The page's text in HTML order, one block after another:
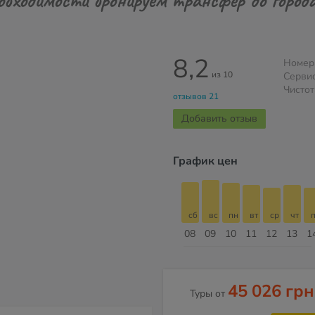
8,2 из 10
отзывов 21
Добавить отзыв
График цен
08
сб
09
вс
10
пн
11
вт
12
ср
13
чт
Туры от 45 026 грн